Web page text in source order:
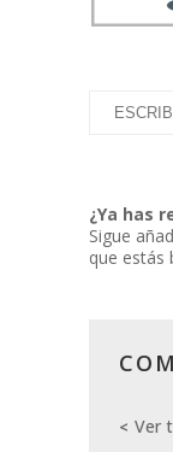
¿Ya has
Sigue
que estás
Ver